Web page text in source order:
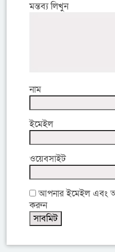
মন্তব্য লিখুন
নাম
ইমেইল
ওয়েবসাইট
আপনার ইমেইল এবং
করুন